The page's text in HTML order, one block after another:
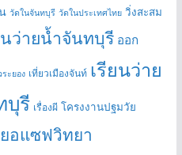
วัดในจันทบุรี วัดในประเทศไทย วิ่งสะสม
ว่ายน้ำจันทบุรี ออก
ระยอง เที่ยวเมืองจันท์ เรียนว่าย
บุรี เรื่องผี โครงงานปฐมวัย
ยอแซฟวิทยา